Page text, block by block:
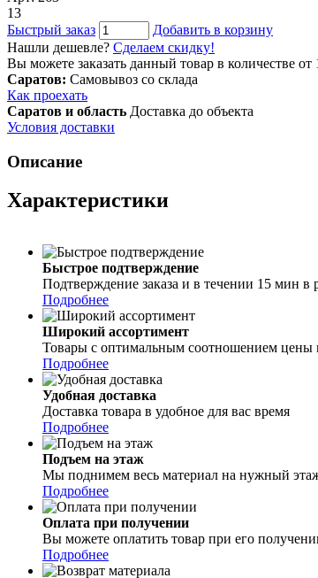
13
Быстрый заказ
Добавить в корзину
Нашли дешевле? Сделаем скидку!
Вы можете заказать данный товар в количестве от
Саратов: Самовывоз со склада
Как проехать
Саратов и область Доставка до объекта
Условия доставки
Описание
Характеристики
Быстрое подтверждение
Подтверждение заказа и в течении 15 мин в
Подробнее
Широкий ассортимент
Товары с оптимальным соотношением цены
Подробнее
Удобная доставка
Доставка товара в удобное для вас время
Подробнее
Подъем на этаж
Мы поднимем весь материал на нужный
Подробнее
Оплата при получении
Вы можете оплатить товар при его
Подробнее